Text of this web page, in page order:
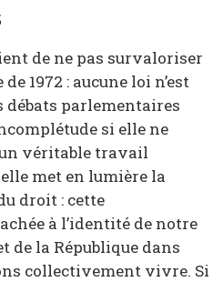
de ne pas survaloriser
1972 : aucune loi n’est
débats parlementaires
si elle ne
véritable travail
met en lumière la
droit : cette
à l’identité de notre
de la République dans
collectivement vivre. Si